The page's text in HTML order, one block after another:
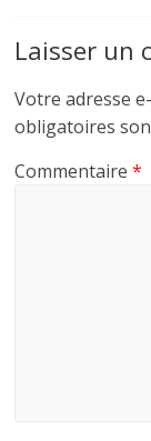
Laisser un
Votre adresse
obligatoires
Commentaire*